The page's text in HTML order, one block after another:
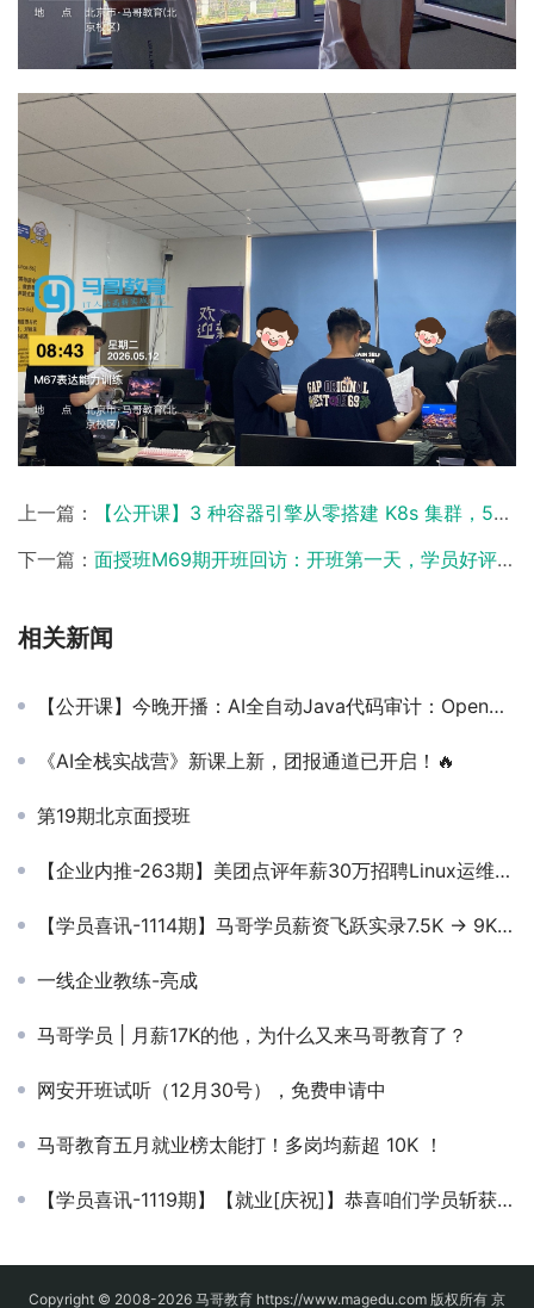
上一篇：
【公开课】3 种容器引擎从零搭建 K8s 集群，5月13日（周三）20点，树森老师（16年+经验）带你现场实操！
下一篇： 面授班M69期开班回访：开班第一天，学员好评不断！
相关新闻
【公开课】今晚开播：AI全自动Java代码审计：OpenCode + java-audit-skills 一键审计华夏ERP，10分钟出报告！
《AI全栈实战营》新课上新，团报通道已开启！🔥
第19期北京面授班
【企业内推-263期】美团点评年薪30万招聘Linux运维工程师
【学员喜讯-1114期】马哥学员薪资飞跃实录7.5K → 9K → 13K → 15K！三次涨薪，薪资翻倍！
一线企业教练-亮成
马哥学员 | 月薪17K的他，为什么又来马哥教育了？
网安开班试听（12月30号），免费申请中
马哥教育五月就业榜太能打！多岗均薪超 10K ！
【学员喜讯-1119期】【就业[庆祝]】恭喜咱们学员斩获15K月薪！
Copyright © 2008-2026 马哥教育 https://www.magedu.com 版权所有 京